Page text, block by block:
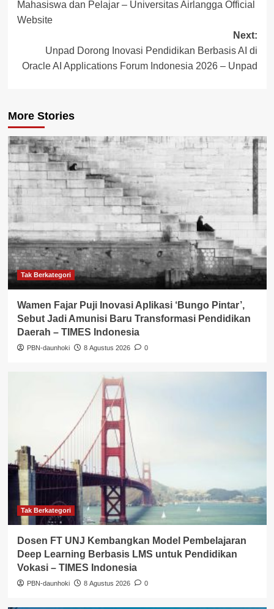
Mahasiswa dan Pelajar – Universitas Airlangga Official
Website
Next:
Unpad Dorong Inovasi Pendidikan Berbasis AI di
Oracle AI Applications Forum Indonesia 2026 – Unpad
More Stories
Tak Berkategori
Wamen Fajar Puji Inovasi Aplikasi ‘Bungo Pintar’,
Sebut Jadi Amunisi Baru Transformasi Pendidikan
Daerah – TIMES Indonesia
PBN-daunhoki 8 Agustus 2026 0
Tak Berkategori
Dosen FT UNJ Kembangkan Model Pembelajaran
Deep Learning Berbasis LMS untuk Pendidikan
Vokasi – TIMES Indonesia
PBN-daunhoki 8 Agustus 2026 0